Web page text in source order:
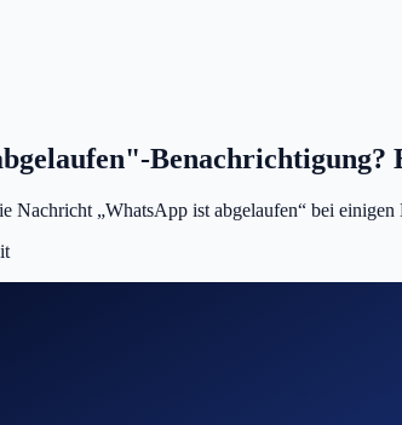
Benachrichtigung?
Nachricht „WhatsApp ist abgelaufen“ bei